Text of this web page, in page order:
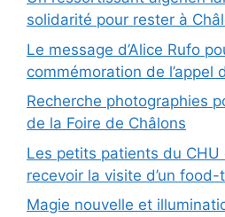
solidarité pour rester à
Le message d’Alice Rufo
commémoration de l’appel
Recherche photographies
de la Foire de Châlons
Les petits patients du CHU
recevoir la visite d’un food-
Magie nouvelle et